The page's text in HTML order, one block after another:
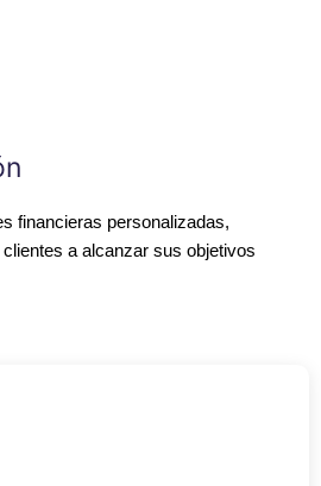
financieras personalizadas,
a alcanzar sus objetivos